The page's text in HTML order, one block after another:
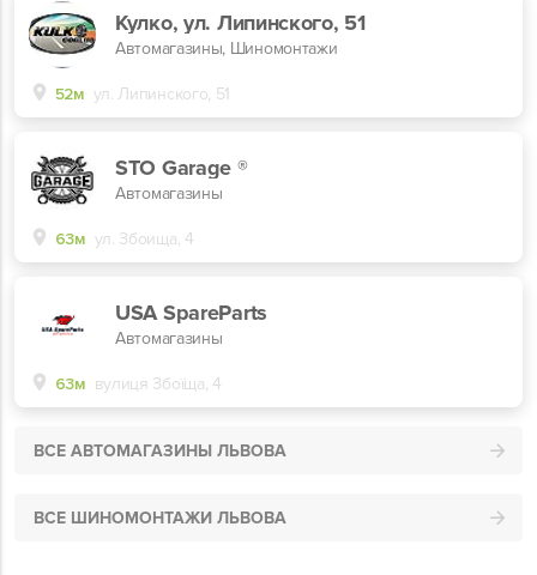
Кулко, ул. Липинского, 51
Автомагазины, Шиномонтажи
52м ул. Липинского, 51
STO Garage ®
Автомагазины
63м ул. Збоища, 4
USA SpareParts
Автомагазины
63м вулиця Збоїща, 4
ВСЕ АВТОМАГАЗИНЫ ЛЬВОВА
ВСЕ ШИНОМОНТАЖИ ЛЬВОВА